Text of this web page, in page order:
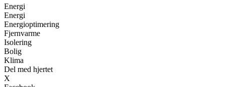
Energi
Energi
Energioptimering
Fjernvarme
Isolering
Bolig
Klima
Del med hjertet
X